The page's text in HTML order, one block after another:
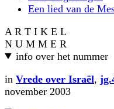
Een lied van de
A R T I K E L
N U M M E R
info over het nummer
in Vrede over Israël,
november 2003